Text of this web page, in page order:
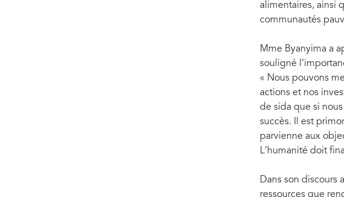
alimentaires, ainsi
communautés
Mme Byanyima a
souligné
« Nous pouvons
actions et nos
de sida que si
succès. Il est
parvienne aux
L’humanité doit
Dans son discours
ressources que